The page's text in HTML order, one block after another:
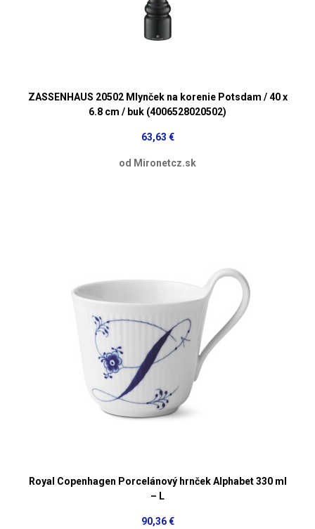
ZASSENHAUS 20502 Mlynček na korenie Potsdam / 40 x
6.8 cm / buk (4006528020502)
63,63 €
od Mironetcz.sk
Royal Copenhagen Porcelánový hrnček Alphabet 330 ml
– L
90,36 €